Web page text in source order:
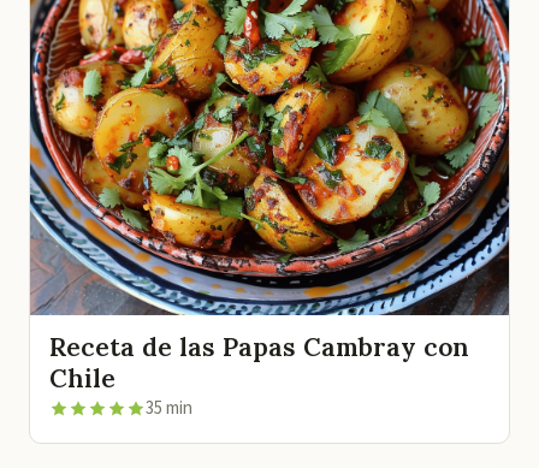
Receta de las Papas Cambray con
Chile
35 min